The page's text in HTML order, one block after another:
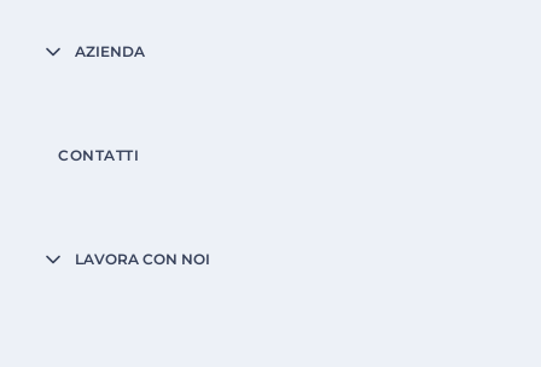
AZIENDA
CONTATTI
LAVORA CON NOI